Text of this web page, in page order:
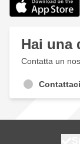
Hai una
Contatta un
Contattaci